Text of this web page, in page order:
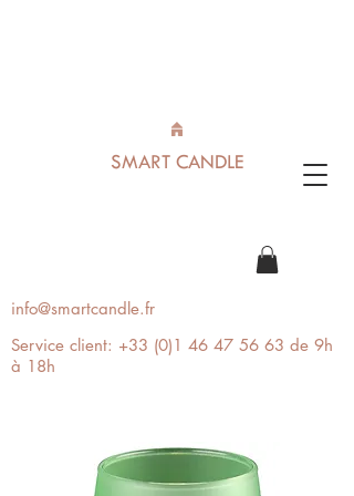
info@smartcandle.fr
Service client: +33 (0)1 46 47 56 63 de 9h
à 18h
SMART CANDLE